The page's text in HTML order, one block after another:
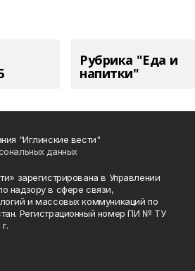
Рубрика "Еда и
напитки"
"Иглинские вести"
данных
зарегистрирована в Управлении
надзору в сфере связи,
и массовых коммуникаций по
Регистрационный номер ПИ № ТУ